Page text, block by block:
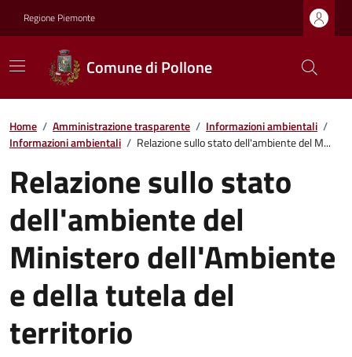
Regione Piemonte
Comune di Pollone
Home / Amministrazione trasparente / Informazioni ambientali /
Informazioni ambientali / Relazione sullo stato dell'ambiente del M...
Relazione sullo stato
dell'ambiente del
Ministero dell'Ambiente
e della tutela del
territorio